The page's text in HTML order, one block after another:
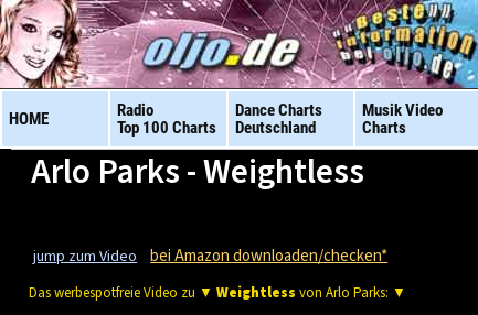
HOME
Radio
Top 100 Charts
Dance Charts
Deutschland
Musik Video
Charts
Arlo Parks - Weightless
jump zum Video bei Amazon downloaden/checken*
Das werbespotfreie Video zu ▼Weightless von Arlo Parks: ▼